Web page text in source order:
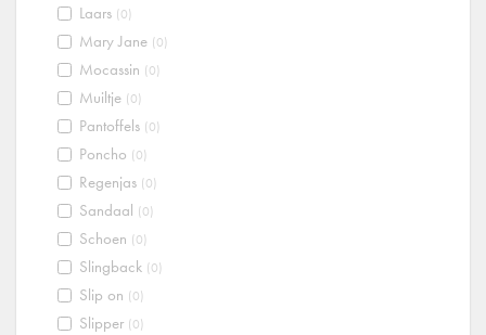
Laars (0)
Mary Jane (0)
Mocassin (0)
Muiltje (0)
Pantoffels (0)
Poncho (0)
Regenjas (0)
Sandaal (0)
Schoen (0)
Slingback (0)
Slip on (0)
Slipper (0)